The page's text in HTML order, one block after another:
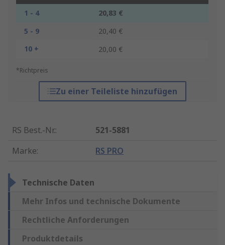
1 - 4
20,83 €
5 - 9
20,40 €
10 +
20,00 €
*Richtpreis
Zu einer Teileliste hinzufügen
RS Best.-Nr.:
521-5881
Marke: RS PRO
Technische Daten
Mehr Infos und technische Dokumente
Rechtliche Anforderungen
Produktdetails